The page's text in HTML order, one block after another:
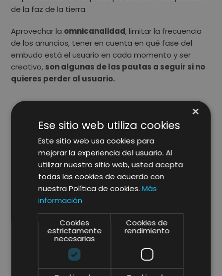
de la faz de la tierra.
Aprovechar la omnicanalidad, limitar la frecuencia
de los anuncios, tener en cuenta en qué fase del
embudo está el usuario en cada momento y ser
creativo, son algunas de las pautas a seguir si no
quieres perder al usuario.
En conclusión podemos decir que la estrategia de
dentro de unplan de marketingya que permite de
una manera sencilla volver a alcanzar a esos usuarios
que han visitado tu página web en algún momento.
Más adelante os detallaremos en otroartículo
cómo hacerRemarketing enGoogle Ads.
SHARE
×
Ese sitio web utiliza cookies
Este sitio web usa cookies para
mejorar la experiencia del usuario. Al
utilizar nuestro sitio web, usted acepta
todas las cookies de acuerdo con
nuestra Política de cookies.Más
información
Cookies
estrictamente
necesarias
Cookies de
rendimiento